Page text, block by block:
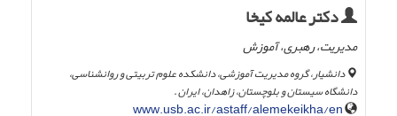
دکتر عالمه کیخا
مدیریت، رهبری، آموزش
دانشیار، گروه مدیریت آموزشی، دانشکده علوم تربیتی و روانشناسی،
دانشگاه سیستان و بلوچستان، زاهدان، ایران .
www.usb.ac.ir/astaff/alemekeikha/en